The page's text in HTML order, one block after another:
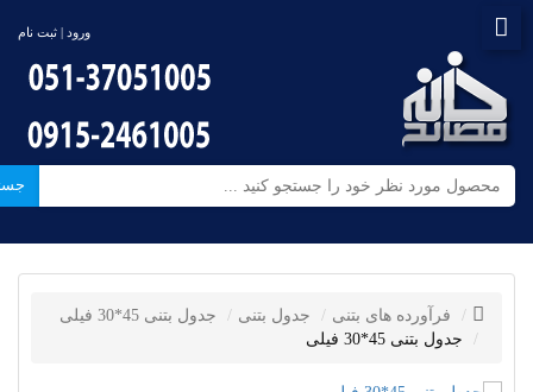
ورود | ثبت نام
فرآورده های بتنی جدول بتنی
جدول بتنی 45*30 فیلی
جدول بتنی 45*30 فیلی